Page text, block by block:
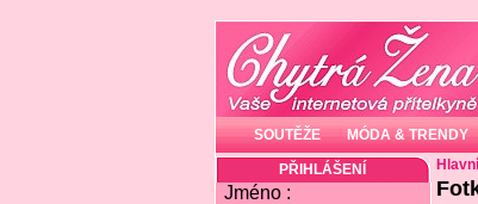
SOUTĚŽE MÓDA & TRENDY
PŘIHLÁŠENÍ
Jméno :